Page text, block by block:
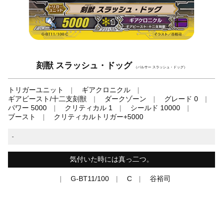
刻獣 スラッシュ・ドッグ （パルサー スラッシュ・ドッグ）
トリガーユニット
ギアクロニクル
ギアビースト/十二支刻獣
ダークゾーン
グレード 0
パワー 5000
クリティカル 1
シールド 10000
ブースト
クリティカルトリガー+5000
-
気付いた時には真っ二つ。
G-BT11/100 C 谷裕司